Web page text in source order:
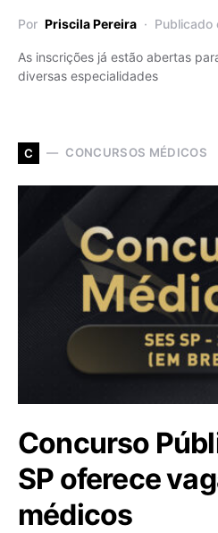
Por Priscila Pereira Publicado
As inscrições já estão abertas
diversas especialidades
C CONCURSOS MÉDICOS
Concurso
SP oferece
médicos